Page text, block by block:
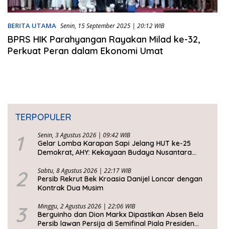
BERITA UTAMA Senin, 15 September 2025 | 20:12 WIB
BPRS HIK Parahyangan Rayakan Milad ke-32,
Perkuat Peran dalam Ekonomi Umat
TERPOPULER
1 Senin, 3 Agustus 2026 | 09:42 WIB
Gelar Lomba Karapan Sapi Jelang HUT ke-25
Demokrat, AHY: Kekayaan Budaya Nusantara
2 Sabtu, 8 Agustus 2026 | 22:17 WIB
Persib Rekrut Bek Kroasia Danijel Loncar dengan
Kontrak Dua Musim
3 Minggu, 2 Agustus 2026 | 22:06 WIB
Berguinho dan Dion Markx Dipastikan Absen Bela
Persib lawan Persija di Semifinal Piala Presiden